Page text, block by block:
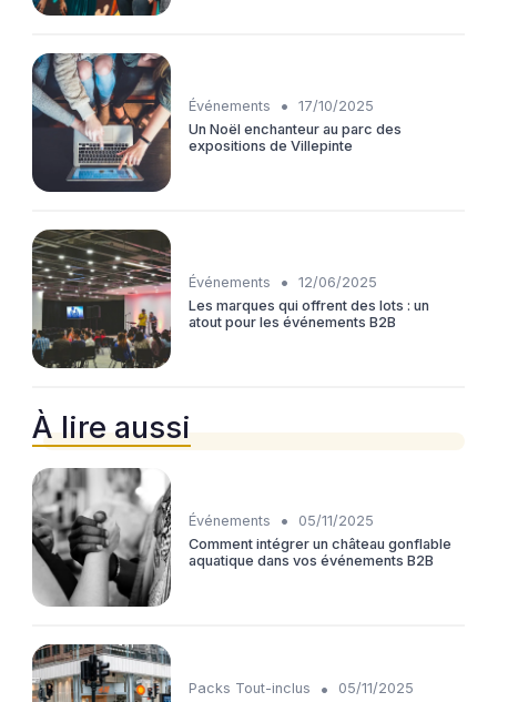
Événements •
17/10/2025
Un Noël enchanteur au parc des
expositions de Villepinte
Événements •
12/06/2025
Les marques qui offrent des lots : un
atout pour les événements B2B
À lire aussi
Événements •
05/11/2025
Comment intégrer un château gonflable
aquatique dans vos événements B2B
Packs Tout-inclus •
05/11/2025